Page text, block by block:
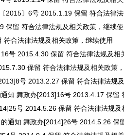
2015〕6号 2015.1.19 保留 符合法律
保留 符合法律法规及相关政策，继续使
合法律法规及相关政策，继续使用
号 2015.4.30 保留 符合法律法规及相
保留 符合法律法规及相关政策
号 2013.2.27 保留 符合法律法规
知 舞政办[2013]16号 2013.4.17 保留
号 2014.5.26 保留 符合法律法规及
通知 舞政办[2014]26号 2014.5.26 保